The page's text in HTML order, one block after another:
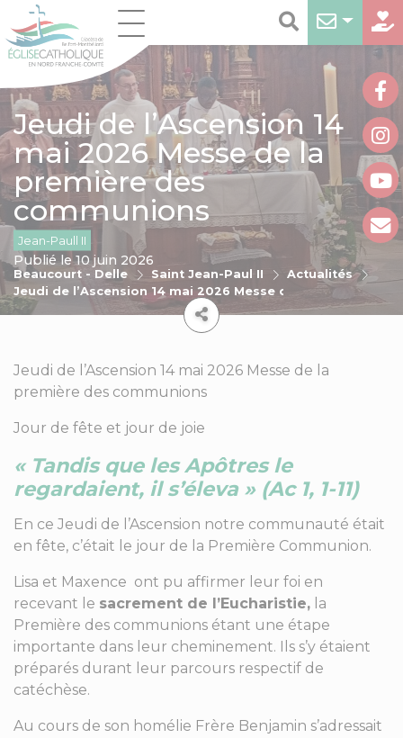
Jeudi de l’Ascension 14
mai 2026 Messe de la
première des
communions
Jean-Paull II
Beaucourt - Delle Saint Jean-Paul II
Actualités
Jeudi de l’Ascension 14 mai 2026 Messe de la première
Publié le 10 juin 2026
Jeudi de l’Ascension 14 mai 2026 Messe de la
première des communions
Jour de fête et jour de joie
« Tandis que les Apôtres le
regardaient, il s’éleva » (Ac 1, 1-11)
En ce Jeudi de l’Ascension notre communauté était
en fête, c’était le jour de la Première Communion.
Lisa et Maxence ont pu affirmer leur foi en
recevant le sacrement de l’Eucharistie, la
Première des communions étant une étape
importante dans leur cheminement. Ils s’y étaient
préparés durant leur parcours respectif de
catéchèse.
Au cours de son homélie Frère Benjamin s’adressait